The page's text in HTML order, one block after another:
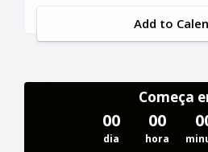
Add to
Começa
00
dia
00
hora